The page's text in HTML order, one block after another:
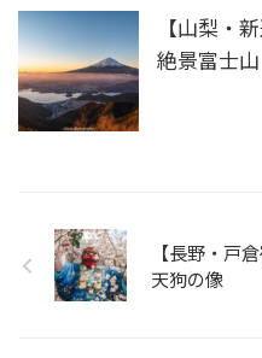
【山梨・
絶景富士山
【長野・戸
天狗の像